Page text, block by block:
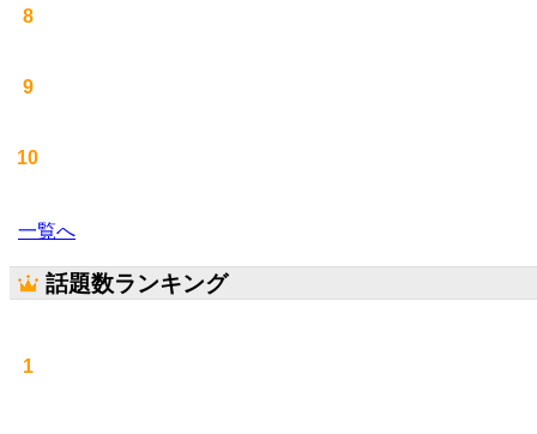
8
9
10
一覧へ
話題数ランキング
1